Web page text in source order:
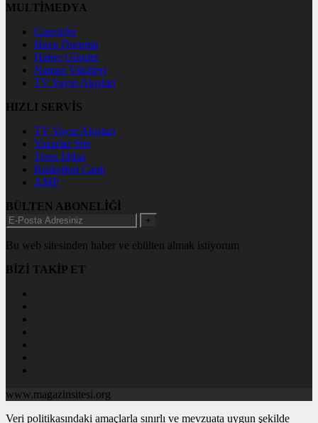
MULTİMEDYA
Gazeteler
Hava Durumu
Haber Gönder
Namaz Vakitleri
TV Yayın Akışları
HIZLI SERVİS
TV Yayın Akışları
Yazarlar Site
Tenis İddaa
Basketbol Canlı
AMP
BÜLTEN ABONELİĞİ
+
Bu web sitesinden haber ve ebülten almak istiyorum
BİZİ TAKİP ET
www.magazinsitesi.org
Veri politikasındaki amaçlarla sınırlı ve mevzuata uygun şekilde